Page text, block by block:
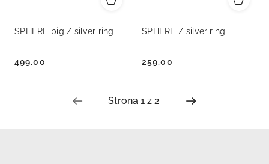
SPHERE big / silver ring
Cena:
499.00
SPHERE / silver ring
Cena:
259.00